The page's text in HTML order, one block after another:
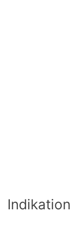
Indikation